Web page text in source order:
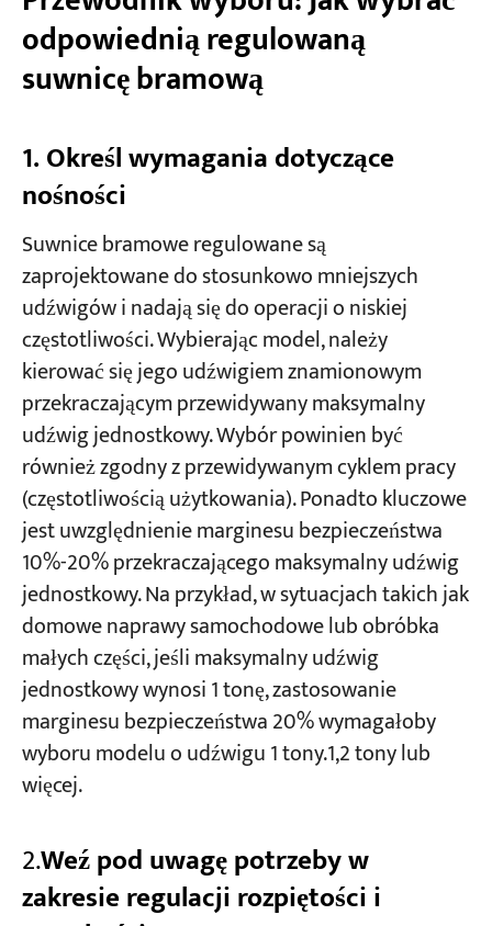
odpowiednią regulowaną
suwnicę bramową
1. Określ wymagania dotyczące
nośności
Suwnice bramowe regulowane są
zaprojektowane do stosunkowo mniejszych
udźwigów i nadają się do operacji o niskiej
częstotliwości. Wybierając model, należy
kierować się jego udźwigiem znamionowym
przekraczającym przewidywany maksymalny
udźwig jednostkowy. Wybór powinien być
również zgodny z przewidywanym cyklem pracy
(częstotliwością użytkowania). Ponadto kluczowe
jest uwzględnienie marginesu bezpieczeństwa
10%-20% przekraczającego maksymalny udźwig
jednostkowy. Na przykład, w sytuacjach takich jak
domowe naprawy samochodowe lub obróbka
małych części, jeśli maksymalny udźwig
jednostkowy wynosi 1 tonę, zastosowanie
marginesu bezpieczeństwa 20% wymagałoby
wyboru modelu o udźwigu 1 tony.1,2 tony lub
więcej.
2.Weź pod uwagę potrzeby w
zakresie regulacji rozpiętości i